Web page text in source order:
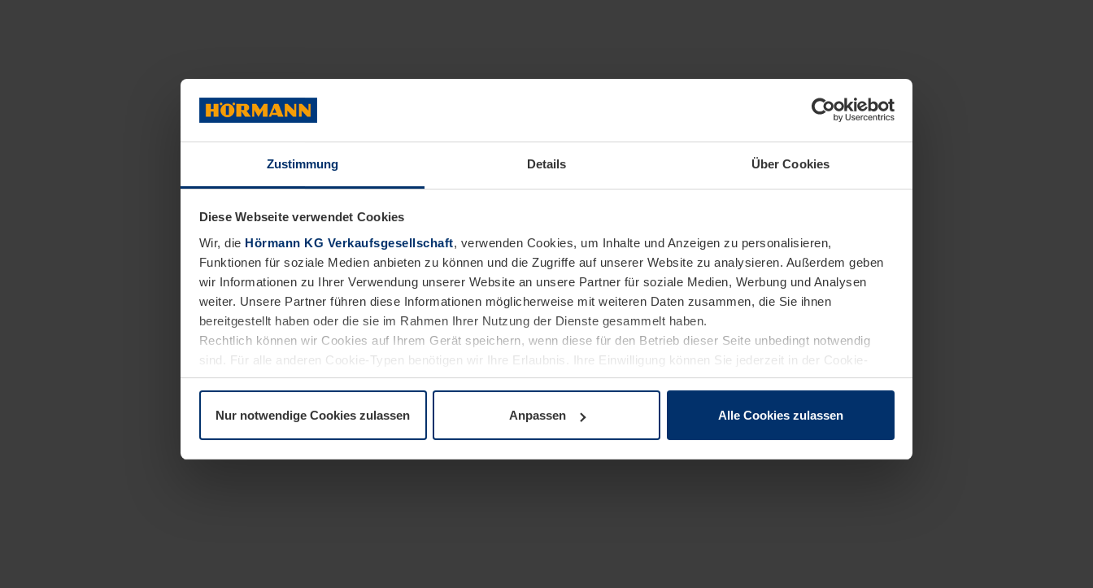
Zustimmung Details Über Cookies
Diese Webseite verwendet Cookies
Wir, die Hörmann KG Verkaufsgesellschaft, verwenden Cookies, um Inhalte und Anzeigen zu personalisieren,
Funktionen für soziale Medien anbieten zu können und die Zugriffe auf unserer Website zu analysieren. Außerdem geben
wir Informationen zu Ihrer Verwendung unserer Website an unsere Partner für soziale Medien, Werbung und Analysen
weiter. Unsere Partner führen diese Informationen möglicherweise mit weiteren Daten zusammen, die Sie ihnen
bereitgestellt haben oder die sie im Rahmen Ihrer Nutzung der Dienste gesammelt haben.
Rechtlich können wir Cookies auf Ihrem Gerät speichern, wenn diese für den Betrieb dieser Seite unbedingt notwendig
sind. Für alle anderen Cookie-Typen benötigen wir Ihre Erlaubnis. Ihre Einwilligung können Sie jederzeit in der Cookie-
Erläuterung auf der SeiteDatenschutzerklärungunserer Website ändern oder widerrufen.
Nur notwendige Cookies zulassen Anpassen Alle Cookies zulassen